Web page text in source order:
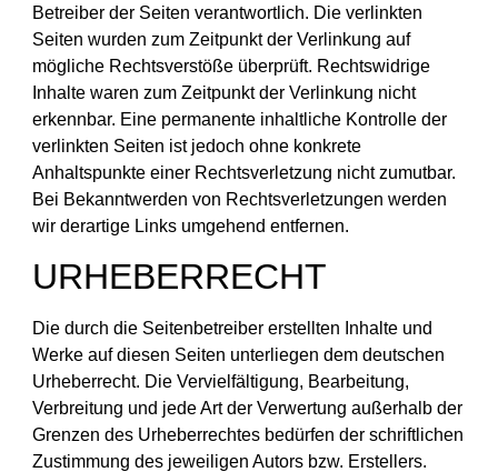
Betreiber der Seiten verantwortlich. Die verlinkten
Seiten wurden zum Zeitpunkt der Verlinkung auf
mögliche Rechtsverstöße überprüft. Rechtswidrige
Inhalte waren zum Zeitpunkt der Verlinkung nicht
erkennbar. Eine permanente inhaltliche Kontrolle der
verlinkten Seiten ist jedoch ohne konkrete
Anhaltspunkte einer Rechtsverletzung nicht zumutbar.
Bei Bekanntwerden von Rechtsverletzungen werden
wir derartige Links umgehend entfernen.
URHEBERRECHT
Die durch die Seitenbetreiber erstellten Inhalte und
Werke auf diesen Seiten unterliegen dem deutschen
Urheberrecht. Die Vervielfältigung, Bearbeitung,
Verbreitung und jede Art der Verwertung außerhalb der
Grenzen des Urheberrechtes bedürfen der schriftlichen
Zustimmung des jeweiligen Autors bzw. Erstellers.